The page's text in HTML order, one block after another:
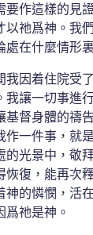
要作這樣的見
以祂爲神。我
處在什麼情形
我因着住院受
我讓一切事進
基督身體的禱
作一件事，就
的光景中，敬
恢復，能再次
神的憐憫，活
爲祂是神。